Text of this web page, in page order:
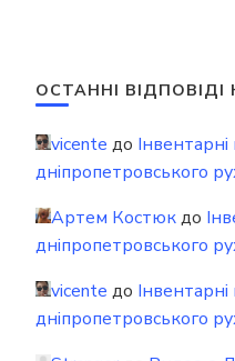
ОСТАННІ ВІДПОВІДІ
vicente до
дніпропетровського
Артем Костюкдо
дніпропетровського
vicente до
дніпропетровського